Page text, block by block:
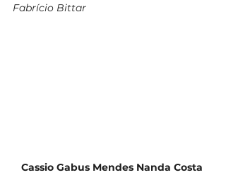
Fabrício Bittar
Cassio Gabus Mendes Nanda Costa